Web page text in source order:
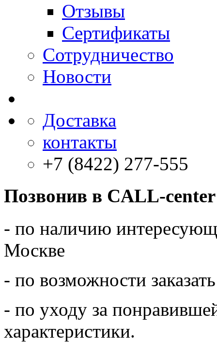
Отзывы
Сертификаты
Сотрудничество
Новости
Доставка
контакты
+7 (8422) 277-555
Позвонив в CALL-
- по наличию
Москве
- по возможности
- по уходу за
характеристики.